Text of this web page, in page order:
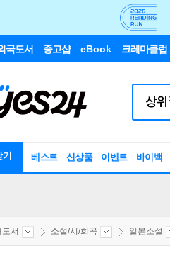
국도서 중고샵 eBook 크레마클럽
베스트 신상품 이벤트 바이백
도서 소설/시/희곡 일본소설